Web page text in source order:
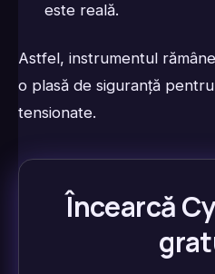
este reală.
Astfel, instrumentul
o plasă de siguranță
tensionate.
Încearcă